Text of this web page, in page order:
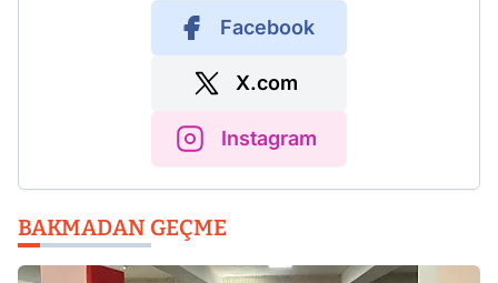
Facebook
X.com
Instagram
BAKMADAN GEÇME